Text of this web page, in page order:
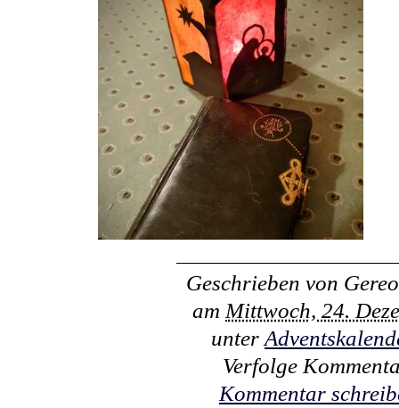
Geschrieben von
am Mittwoch, 24.
unter
Verfolge
Kommentar